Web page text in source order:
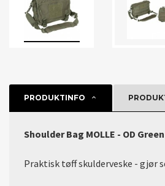
PRODUKTINFO
Shoulder Bag MOLLE - OD Green
Praktisk tøff skulderveske - gjør